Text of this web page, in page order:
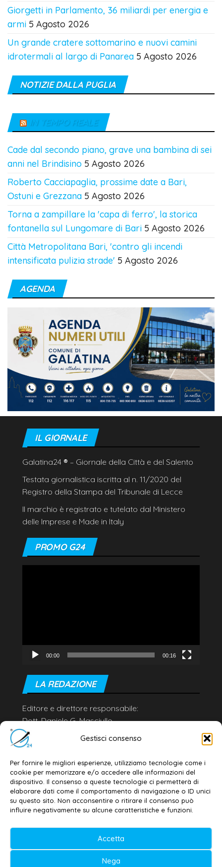
Gestisci consenso
Per fornire le migliori esperienze, utilizziamo tecnologie come i
cookie per memorizzare e/o accedere alle informazioni del
dispositivo. Il consenso a queste tecnologie ci permetterà di
elaborare dati come il comportamento di navigazione o ID unici
su questo sito. Non acconsentire o ritirare il consenso può
influire negativamente su alcune caratteristiche e funzioni.
Accetta
Nega
Giorgetti in Parlamento, 36 miliardi per energia e
armi 5 Agosto 2026
Un grande cratere sottomarino e nuovi camini
idrotermali al largo di Panarea 5 Agosto 2026
NOTIZIE DALLA PUGLIA
IN TEMPO REALE
Cade dal secondo piano, grave una bambina di sei
anni nel Brindisino 5 Agosto 2026
Roberto Cacciapaglia, prossime date a Bari,
Ostuni e Grezzana 5 Agosto 2026
Torna a zampillare la 'capa di ferro', la storica
fontanella sul Lungomare di Bari 5 Agosto 2026
Città Metropolitana Bari, 'contro gli incendi
intensificata pulizia strade' 5 Agosto 2026
AGENDA
IL GIORNALE
Galatina24 ® – Giornale della Città e del Salento
Testata giornalistica iscritta al n. 11/2020 del
Registro della Stampa del Tribunale di Lecce
Il marchio è registrato e tutelato dal Ministero
delle Imprese e Made in Italy
PROMO G24
00:00 00:16
LA REDAZIONE
Editore e direttore responsabile:
Dott. Daniele G. Masciullo
Email:
redazione@galatina24.it
Privacy policy–Cookie policy
© 2020-2026 | Galatina24 ®
Testata iscritta al n. 11/2020 Registro della
Stampa Tribunale di Lecce
Editore e direttore responsabile: